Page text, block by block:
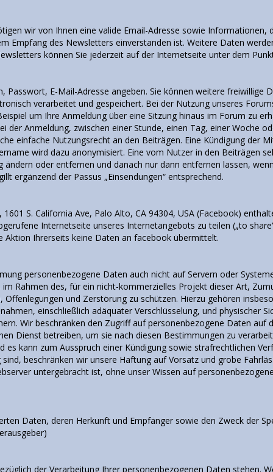
wir von Ihnen eine valide Email-Adresse sowie Informationen,
Empfang des Newsletters einverstanden ist. Weitere Daten
können Sie jederzeit auf der Internetseite unter dem
E-Mail-Adresse angeben. Sie können weitere freiwillige
verarbeitet und gespeichert. Bei der Nutzung unseres
um Ihre Anmeldung über eine Sitzung hinaus im Forum zu
Anmeldung, zwischen einer Stunde, einen Tag, einer Woche
einfache Nutzungsrecht an den Beiträgen. Eine Kündigung der
wird dazu anonymisiert. Eine vom Nutzer in den Beiträgen
oder entfernen und danach nur dann entfernen lassen,
ergänzend der Passus „Einsendungen“ entsprechend.
S. California Ave, Palo Alto, CA 94304, USA (Facebook)
Internetseite unseres Internetangebots zu teilen („to
Aktion Ihrerseits keine Daten an facebook übermittelt.
personenbezogene Daten auch nicht auf Servern oder
Rahmen des, für ein nicht-kommerzielles Projekt dieser Art,
und Zerstörung zu schützen. Hierzu gehören
einschließlich adäquater Verschlüsselung, und physischer
Wir beschränken den Zugriff auf personenbezogene Daten auf
Dienst betreiben, um sie nach diesen Bestimmungen zu
kann zum Ausspruch einer Kündigung sowie strafrechtlichen
beschränken wir unsere Haftung auf Vorsatz und grobe
untergebracht ist, ohne unser Wissen auf
Daten, deren Herkunft und Empfänger sowie den Zweck der
der Verarbeitung Ihrer personenbezogenen Daten stehen.